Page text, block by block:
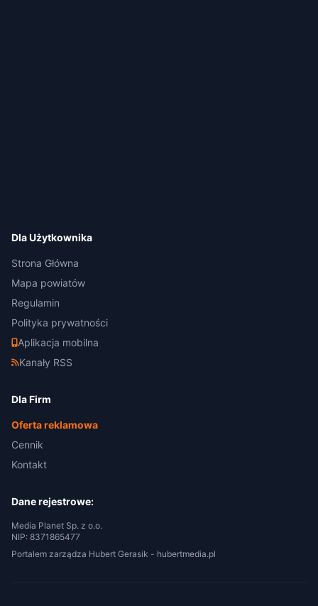
Dla Użytkownika
Strona Główna
Mapa powiatów
Regulamin
Polityka prywatności
Aplikacja mobilna
Kanały RSS
Dla Firm
Oferta reklamowa
Cennik
Kontakt
Dane rejestrowe:
Media Planet Sp. z o.o.
NIP: 8371865477
Portalem zarządza Hubert Gerasik - hubertmedia.pl